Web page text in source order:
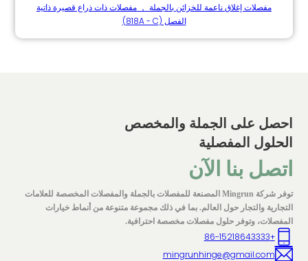
مفصلات إغلاق ناعمة للخزائن بالجملة ， مفصلات ذات ذراع قصيرة ذاتية
الفصل (818A - C)
احصل على الجملة والمخصص
الحلول المفصلية
اتصل بنا الآن
توفر شركة Mingrun المصنعة للمفصلات بالجملة والمفصلات المخصصة للعلامات
التجارية والتجار حول العالم. بما في ذلك مجموعة متنوعة من أنماط خيارات
المفصلات، وتوفر حلول مفصلات مخصصة احترافية.
+86-15218643333
mingrunhinge@gmail.com